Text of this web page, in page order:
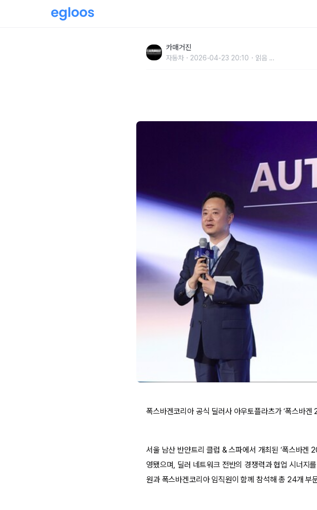
카매거진
자동차 2026-04-23 20:10 읽음 ...
폭스바겐코리아 공식 딜러사 아우토플라츠가 ‘폭스바
서울 남산 반얀트리 클럽 & 스파에서 개최된 ‘폭스바겐
영됐으며, 딜러 네트워크 전반의 경쟁력과 협업 시너지
원과 폭스바겐코리아 임직원이 함께 참석해 총 24개 부